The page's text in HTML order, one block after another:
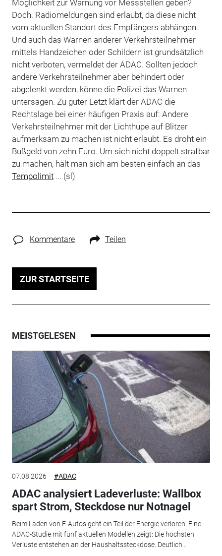
Möglichkeit zur Warnung vor Messstellen geben?
Doch. Radiomeldungen sind erlaubt, da diese nicht
vom aktuellen Standort des Empfängers abhängen.
Und auch das Warnen anderer Verkehrsteilnehmer
mittels Handzeichen oder Schildern ist grundsätzlich
nicht verboten, vermeldet der ADAC. Sollten jedoch
andere Verkehrsteilnehmer aber behindert oder
abgelenkt werden, könne die Polizei das Warnen
untersagen. Zu guter Letzt klärt der ADAC die
Rechtslage bei einer häufigen Praxis auf: Andere
Verkehrsteilnehmer mit der Lichthupe auf Blitzer
aufmerksam zu machen ist nicht erlaubt. Es droht ein
Bußgeld von zehn Euro. Um sich nicht doppelt strafbar
zu machen, hält man sich am besten einfach an das
Tempolimit... (sl)
Kommentare Teilen
ZUR STARTSEITE
MEISTGELESEN
07.08.2026 #ADAC
ADAC analysiert Ladeverluste: Wallbox
spart Strom, Steckdose nur Notnagel
Beim Laden von E-Autos geht ein Teil der Energie verloren. Eine
ADAC-Studie mit fünf aktuellen Modellen zeigt: Die höchsten
Verluste entstehen an der Haushaltssteckdose. Deutlich...